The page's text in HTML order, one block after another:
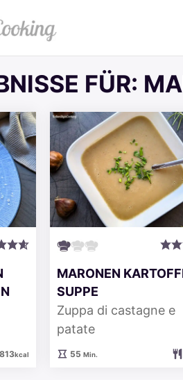
FÜR:
813kcal
MARONEN
SUPPE
Zuppa di castagne e
patate
55Minuten
Min.